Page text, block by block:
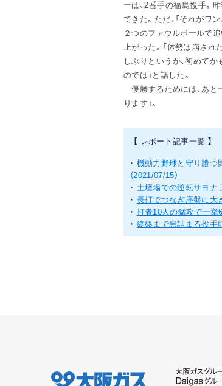
ーは、2番手の福島投手。
てきた。ただ、「それがワ
２つのファウルボールで
上がった。「体勢は崩され
しぶりというか、初めてか
のでは」と話した。
優勝するためには、あと
ります」。
【 レポート記事一覧 】
・ 機動力野球と守り勝つ
（2021/07/15）
・ 土壇場での逆転サヨナ
・ 長打でつなぎ序盤に大
・ 打者10人の猛攻で一挙
・ 終盤まで息詰まる投手